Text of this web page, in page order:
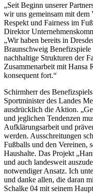
„Seit Beginn unserer
wir uns gemeinsam mit
Respekt und Fairness im
Direktor
„Wir haben bereits in
Braunschweig
nachhaltige Strukturen der
Zusammenarbeit mit Hansa
konsequent fort.“
Schirmherr des
Sportminister des Landes
ausdrücklich die Aktion.
und jeglichen Tendenzen
Aufklärungsarbeit und
werden. Ausschreitungen
Fußballs und den Vereinen,
Haushalte. Das Projekt
und auch landesweit
notwendiger Ansatz. Ich
und danke allen, die daran
Schalke 04 mit seinem